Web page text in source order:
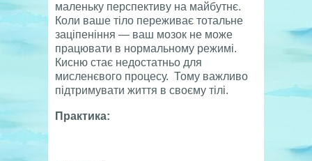
маленьку перспективу на майбутнє.
Коли ваше тіло переживає тотальне
заціпеніння — ваш мозок не може
працювати в нормальному режимі.
Кисню стає недостатньо для
мисленєвого процесу. Тому важливо
підтримувати життя в своєму тілі.
Практика: